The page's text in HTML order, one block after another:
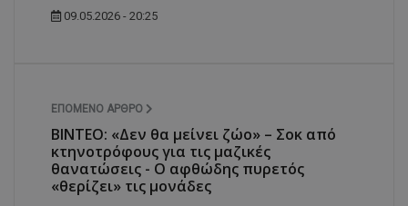
09.05.2026 - 20:25
ΕΠΌΜΕΝΟ ΆΡΘΡΟ
ΒΙΝΤΕΟ: «Δεν θα μείνει ζώο» – Σοκ από
κτηνοτρόφους για τις μαζικές
θανατώσεις - Ο αφθώδης πυρετός
«θερίζει» τις μονάδες